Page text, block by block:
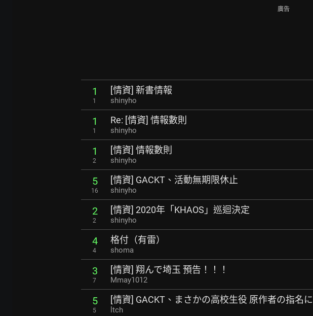
廣告
1
1
[情資] 新書情報
shinyho
1
1
Re: [情資] 情報數則
shinyho
1
2
[情資] 情報數則
shinyho
5
16
[情資] GACKT、活動無期限休止
shinyho
2
2
[情資] 2020年「KHAOS」巡迴決定
shinyho
4
4
格付（有雷）
shoma
3
7
[情資] 翔んで埼玉 預告！！！
Mmay1012
5
5
[情資] GACKT、まさかの高校生役 原作者の指名に
ltch